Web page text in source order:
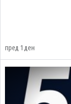
пред 1 ден